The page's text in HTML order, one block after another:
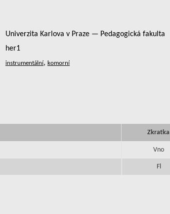
Univerzita Karlova v Praze — Pedagogická fakulta
her1
,
Zkratka
Vno
Fl